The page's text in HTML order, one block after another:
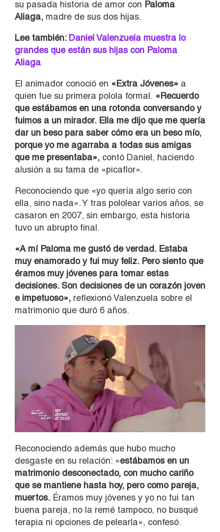
su pasada historia de amor con Paloma
Aliaga, madre de sus dos hijas.
Lee también:Daniel Valenzuela muestra lo
grandes que están sus hijas con Paloma
Aliaga
El animador conoció en «Extra Jóvenes» a
quien fue su primera polola formal. «Recuerdo
que estábamos en una rotonda conversando y
fuimos a un mirador. Ella me dijo que me quería
dar un beso para saber cómo era un beso mío,
porque yo me agarraba a todas sus amigas
que me presentaba», contó Daniel, haciendo
alusión a su fama de «picaflor».
Reconociendo que «yo quería algo serio con
ella, sino nada». Y tras pololear varios años, se
casaron en 2007, sin embargo, esta historia
tuvo un abrupto final.
«A mí Paloma me gustó de verdad. Estaba
muy enamorado y fui muy feliz. Pero siento que
éramos muy jóvenes para tomar estas
decisiones. Son decisiones de un corazón joven
e impetuoso», reflexionó Valenzuela sobre el
matrimonio que duró 6 años.
Reconociendo además que hubo mucho
desgaste en su relación: «estábamos en un
matrimonio desconectado, con mucho cariño
que se mantiene hasta hoy, pero como pareja,
muertos. Éramos muy jóvenes y yo no fui tan
buena pareja, no la remé tampoco, no busqué
terapia ni opciones de pelearla», confesó.